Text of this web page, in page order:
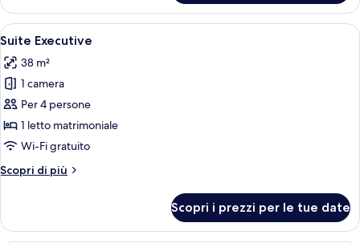
Junior)
Deluxe
(with
Sofa
Junior)
Apri
tutte
le
foto
per
Suite
Executive
Biancheria da letto ipoallergenica,
9
Suite Executive
38 m²
1 camera
Per 4 persone
1 letto matrimoniale
Wi-Fi gratuito
Scopri di più
Altri
Executive
Scopri i prezzi per le tue date